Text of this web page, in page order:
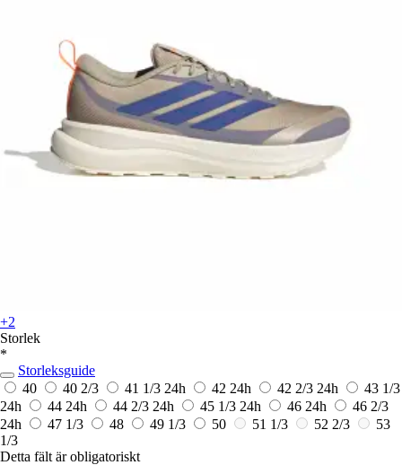
+2
Storlek
*
Storleksguide
40
40 2/3 41 1/3 24h 42 24h 42 2/3 24h
43 1/3
24h
44 24h 44 2/3 24h 45 1/3 24h 46 24h
46 2/3
24h
47 1/3 48 49 1/3 50 51 1/3 52 2/3
53
1/3
Detta fält är obligatoriskt